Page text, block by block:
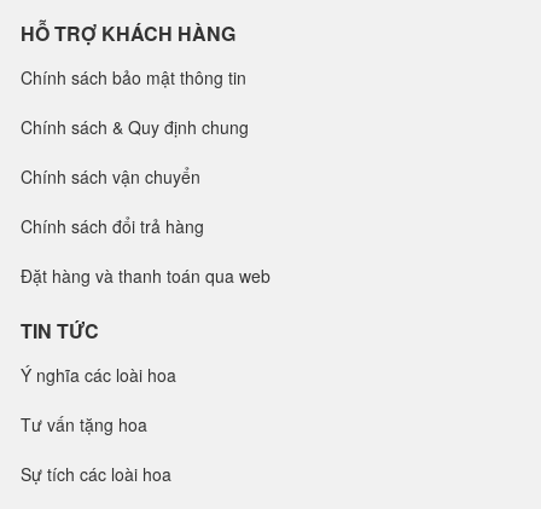
HỖ TRỢ KHÁCH HÀNG
Chính sách bảo mật thông tin
Chính sách & Quy định chung
Chính sách vận chuyển
Chính sách đổi trả hàng
Đặt hàng và thanh toán qua web
TIN TỨC
Ý nghĩa các loài hoa
Tư vấn tặng hoa
Sự tích các loài hoa